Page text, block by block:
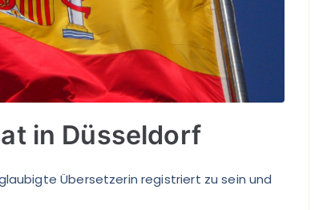
in Düsseldorf
Übersetzerin registriert zu sein und